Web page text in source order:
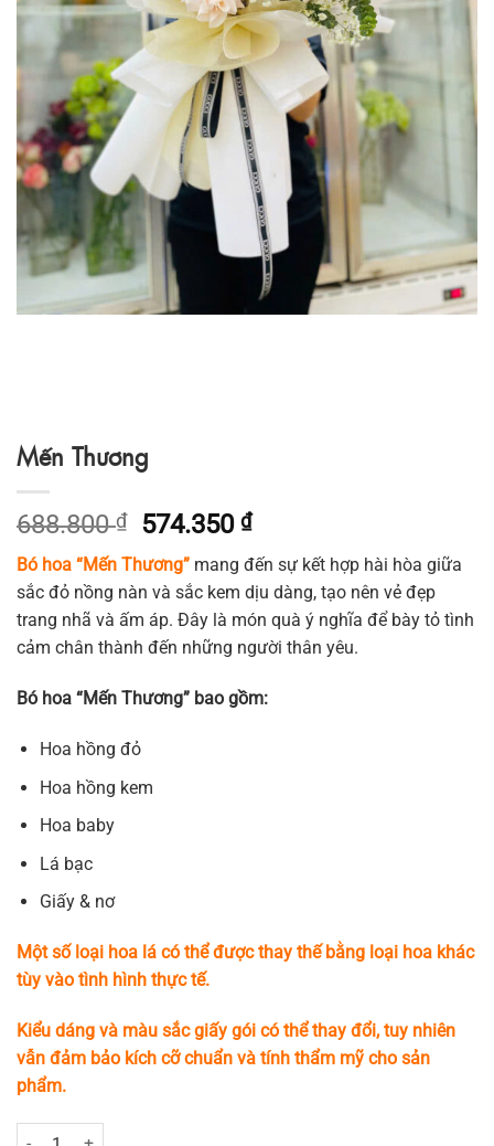
Mến Thương
688.800₫
Giá
gốc
là:
688.800 ₫.
574.350₫Giá
hiện
tại
là:
574.350 ₫.
Bó hoa “Mến Thương” mang đến sự kết hợp hài hòa giữa
sắc đỏ nồng nàn và sắc kem dịu dàng, tạo nên vẻ đẹp
trang nhã và ấm áp. Đây là món quà ý nghĩa để bày tỏ tình
cảm chân thành đến những người thân yêu.
Bó hoa “Mến Thương” bao gồm:
Hoa hồng đỏ
Hoa hồng kem
Hoa baby
Lá bạc
Giấy & nơ
Một số loại hoa lá có thể được thay thế bằng loại hoa khác
tùy vào tình hình thực tế.
Kiểu dáng và màu sắc giấy gói có thể thay đổi, tuy nhiên
vẫn đảm bảo kích cỡ chuẩn và tính thẩm mỹ cho sản
phẩm.
Mến Thương số lượng